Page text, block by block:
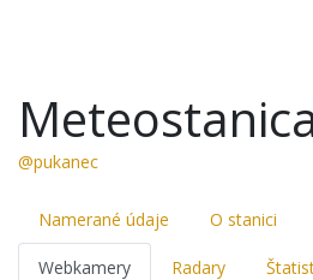
@pukanec
Namerané údaje O stanici
Webkamery Radary